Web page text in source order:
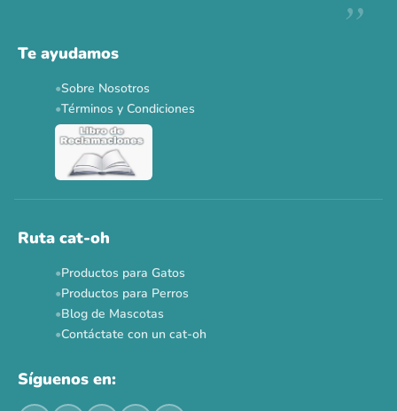
Ver todas las promos 🐾
Te ayudamos
Sobre Nosotros
Términos y Condiciones
Ruta cat-oh
Productos para Gatos
Productos para Perros
Blog de Mascotas
Contáctate con un cat-oh
Síguenos en: